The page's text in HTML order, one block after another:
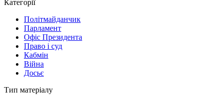
Категорії
Політмайданчик
Парламент
Офіс Президента
Право і суд
Кабмін
Війна
Досьє
Тип матеріалу